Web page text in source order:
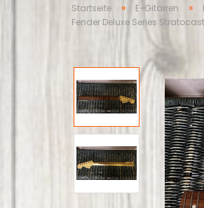
Startseite » E-Gitarren »
Fender Deluxe Series